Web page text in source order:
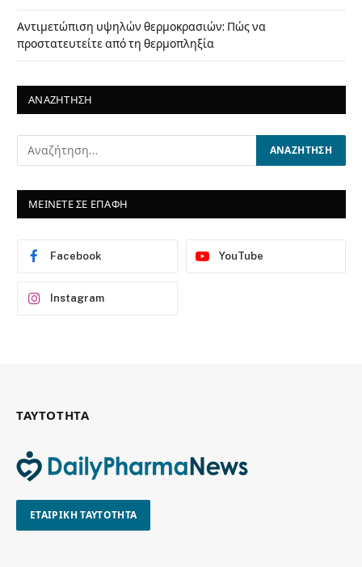
Αντιμετώπιση υψηλών θερμοκρασιών: Πώς να
προστατευτείτε από τη θερμοπληξία
ΑΝΑΖΗΤΗΣΗ
ΜΕΙΝΕΤΕ ΣΕ ΕΠΑΦΗ
Facebook YouTube
Instagram
ΤΑΥΤΟΤΗΤΑ
ΕΤΑΙΡΙΚΗ ΤΑΥΤΟΤΗΤΑ